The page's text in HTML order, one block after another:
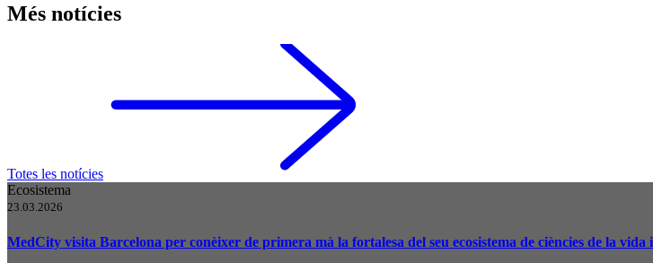
Més notícies
Totes les notícies
Ecosistema
23.03.2026
MedCity visita Barcelona per conèixer de primera mà la fortalesa del seu ecosistema de ciències de la vida